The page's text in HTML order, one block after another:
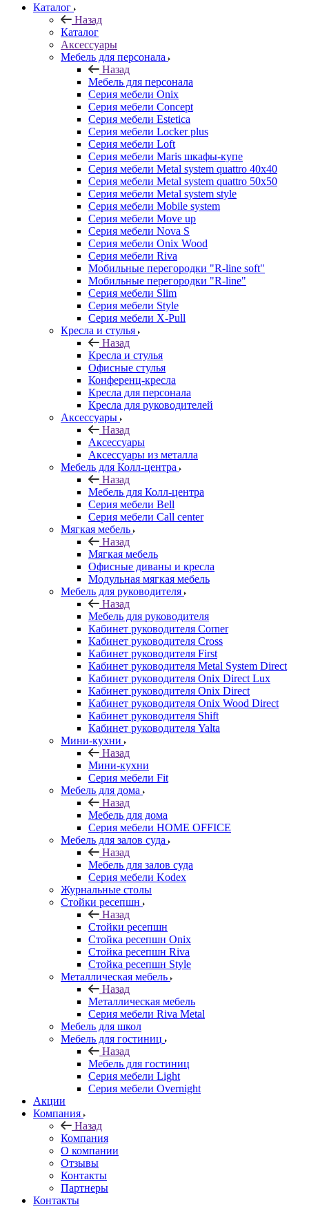
Каталог
Назад
Каталог
Аксессуары
Мебель для персонала
Назад
Мебель для персонала
Серия мебели Onix
Серия мебели Concept
Серия мебели Estetica
Серия мебели Locker plus
Серия мебели Loft
Серия мебели Maris шкафы-купе
Серия мебели Metal system quattro 40x40
Серия мебели Metal system quattro 50x50
Серия мебели Metal system style
Серия мебели Mobile system
Серия мебели Move up
Серия мебели Nova S
Серия мебели Onix Wood
Серия мебели Riva
Мобильные перегородки "R-line soft"
Мобильные перегородки "R-line"
Серия мебели Slim
Серия мебели Style
Серия мебели X-Pull
Кресла и стулья
Назад
Кресла и стулья
Офисные стулья
Конференц-кресла
Кресла для персонала
Кресла для руководителей
Аксессуары
Назад
Аксессуары
Аксессуары из металла
Мебель для Колл-центра
Назад
Мебель для Колл-центра
Серия мебели Bell
Серия мебели Call center
Мягкая мебель
Назад
Мягкая мебель
Офисные диваны и кресла
Модульная мягкая мебель
Мебель для руководителя
Назад
Мебель для руководителя
Кабинет руководителя Corner
Кабинет руководителя Cross
Кабинет руководителя First
Кабинет руководителя Metal System Direct
Кабинет руководителя Onix Direct Lux
Кабинет руководителя Onix Direct
Кабинет руководителя Onix Wood Direct
Кабинет руководителя Shift
Кабинет руководителя Yalta
Мини-кухни
Назад
Мини-кухни
Серия мебели Fit
Мебель для дома
Назад
Мебель для дома
Серия мебели HOME OFFICE
Мебель для залов суда
Назад
Мебель для залов суда
Серия мебели Kodex
Журнальные столы
Стойки ресепшн
Назад
Стойки ресепшн
Стойка ресепшн Onix
Стойка ресепшн Riva
Стойка ресепшн Style
Металлическая мебель
Назад
Металлическая мебель
Серия мебели Riva Metal
Мебель для школ
Мебель для гостиниц
Назад
Мебель для гостиниц
Серия мебели Light
Серия мебели Overnight
Акции
Компания
Назад
Компания
О компании
Отзывы
Контакты
Партнеры
Контакты